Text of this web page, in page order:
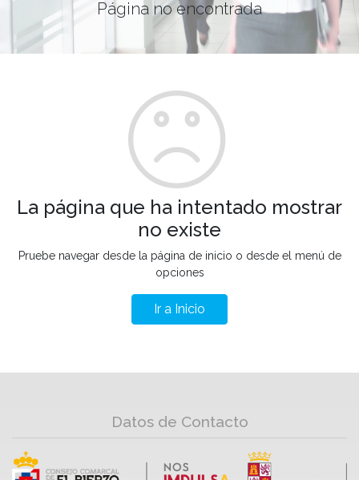
Página no encontrada
La página que ha intentado mostrar
no existe
Pruebe navegar desde la página de inicio o desde el menú de
opciones
Ir a Inicio
Datos de Contacto